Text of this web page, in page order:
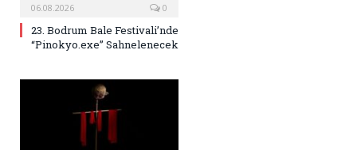
06.08.2026 0
23. Bodrum Bale Festivali’nde
“Pinokyo.exe” Sahnelenecek